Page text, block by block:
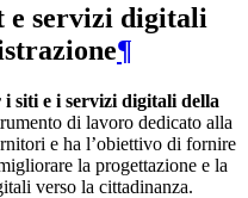
e servizi digitali
¶
siti e i servizi digitali della
di lavoro dedicato alla
e ha l’obiettivo di fornire
la progettazione e la
verso la cittadinanza.